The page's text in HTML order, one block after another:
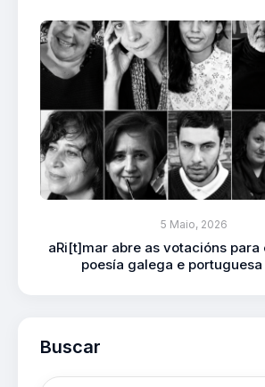
5 Maio, 2026
aRi[t]mar abre as votacións
poesía galega e
Buscar